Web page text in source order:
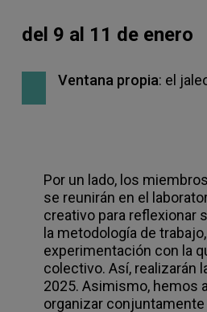
del 9 al 11 de enero
Ventana propia: el
Por un lado, los
se reunirán en el
creativo para reflexionar
la metodología de
experimentación con la
colectivo. Así, realizarán
2025. Asimismo, hemos
organizar